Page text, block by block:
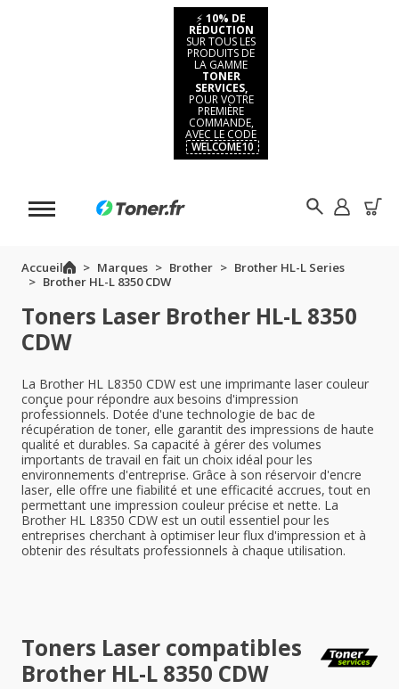
⚡ 10% DE
RÉDUCTION
SUR TOUS LES
PRODUITS DE
LA GAMME
TONER
SERVICES,
POUR VOTRE
PREMIÈRE
COMMANDE,
AVEC LE CODE
WELCOME10
Accueil Marques Brother
Brother HL-L Series
Brother HL-L 8350 CDW
Toners Laser Brother HL-L 8350
CDW
La Brother HL L8350 CDW est une imprimante laser couleur
conçue pour répondre aux besoins d'impression
professionnels. Dotée d'une technologie de bac de
récupération de toner, elle garantit des impressions de haute
qualité et durables. Sa capacité à gérer des volumes
importants de travail en fait un choix idéal pour les
environnements d'entreprise. Grâce à son réservoir d'encre
laser, elle offre une fiabilité et une efficacité accrues, tout en
permettant une impression couleur précise et nette. La
Brother HL L8350 CDW est un outil essentiel pour les
entreprises cherchant à optimiser leur flux d'impression et à
obtenir des résultats professionnels à chaque utilisation.
Toners Laser compatibles
Brother HL-L 8350 CDW